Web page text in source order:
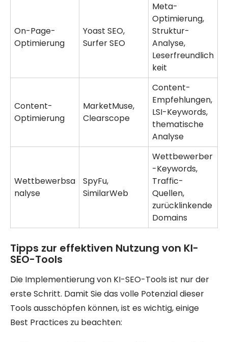
On-Page-
Optimierung
Yoast SEO,
Surfer SEO
Meta-
Optimierung,
Struktur-
Analyse,
Leserfreundlich
keit
Content-
Optimierung
MarketMuse,
Clearscope
Content-
Empfehlungen,
LSI-Keywords,
thematische
Analyse
Wettbewerbsa
nalyse
SpyFu,
SimilarWeb
Wettbewerber
-Keywords,
Traffic-
Quellen,
zurücklinkende
Domains
Tipps zur effektiven Nutzung von KI-
SEO-Tools
Die Implementierung von KI-SEO-Tools ist nur der
erste Schritt. Damit Sie das volle Potenzial dieser
Tools ausschöpfen können, ist es wichtig, einige
Best Practices zu beachten: